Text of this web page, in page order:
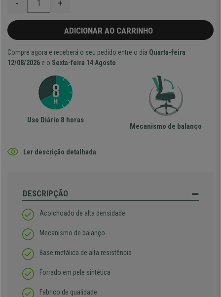
- +
ADICIONAR AO CARRINHO
Compre agora e receberá o seu pedido entre o dia Quarta-feira
12/08/2026 e o Sexta-feira 14 Agosto
Uso Diário 8 horas
Mecanismo de balanço
Ler descrição detalhada
DESCRIPÇÃO
Acolchoado de alta densidade
Mecanismo de balanço
Base metálica de alta resistência
Forrado em pele sintética
Fabrico de qualidade